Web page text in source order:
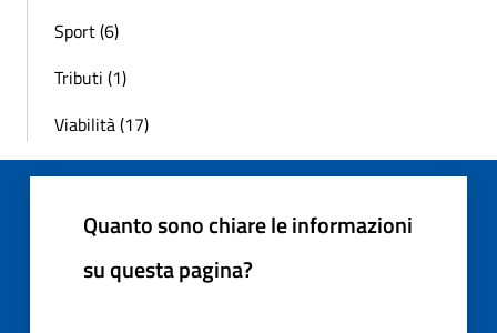
Sport (6)
Tributi (1)
Viabilità (17)
Quanto sono chiare le informazioni
su questa pagina?